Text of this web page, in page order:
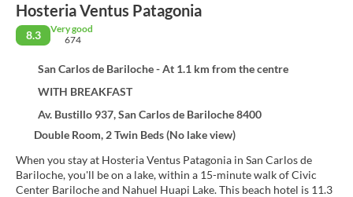
Hosteria Ventus Patagonia
8.3
Very good
674
San Carlos de Bariloche - At 1.1 km from the centre
WITH BREAKFAST
Av. Bustillo 937, San Carlos de Bariloche 8400
Double Room, 2 Twin Beds (No lake view)
When you stay at Hosteria Ventus Patagonia in San Carlos de
Bariloche, you'll be on a lake, within a 15-minute walk of Civic
Center Bariloche and Nahuel Huapi Lake. This beach hotel is 11.3